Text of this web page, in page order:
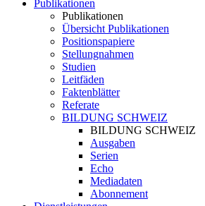
Publikationen
Publikationen
Übersicht Publikationen
Positionspapiere
Stellungnahmen
Studien
Leitfäden
Faktenblätter
Referate
BILDUNG SCHWEIZ
BILDUNG SCHWEIZ
Ausgaben
Serien
Echo
Mediadaten
Abonnement